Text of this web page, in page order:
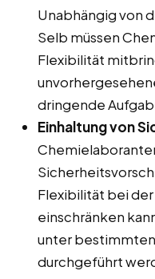
Unabhängig von
Selb müssen
Flexibilität
dringende
Einhaltung von
Flexibilität bei
einschränken
unter
durchgeführt